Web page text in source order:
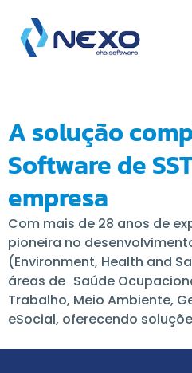
A solução
Software de
empresa
Com mais de 28 anos de
pioneira no
(Environment, Health and
áreas de Saúde
Trabalho, Meio Ambiente,
eSocial, oferecendo